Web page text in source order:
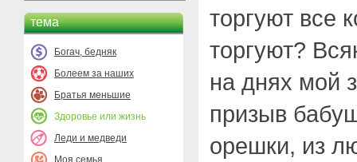
тема
Богач, бедняк
Болеем за наших
Братья меньшие
Здоровье или жизнь
Леди и медведи
Моя семья
торгуют все
торгуют?
на днях мой
призыв
орешки, из